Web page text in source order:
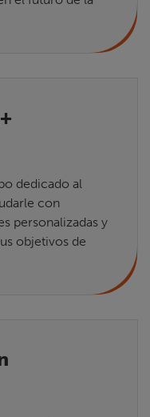
dedicado al
con
personalizadas y
objetivos de